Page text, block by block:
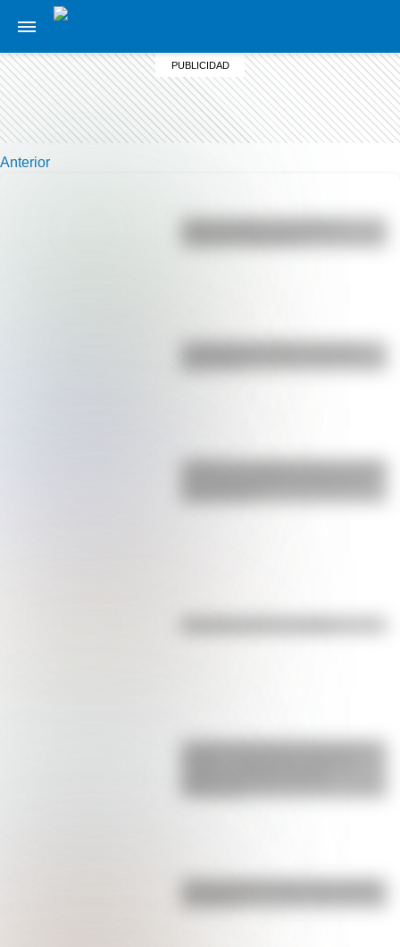
Anterior
Duda resuelta: ¿es el Truco
¿Sabías que Argentina tuvo la torre
Sudamérica?
La gran hazaña del Cruce de los